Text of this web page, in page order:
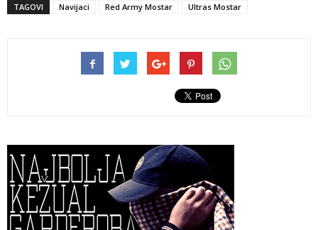
TAGOVI Navijaci Red Army Mostar Ultras Mostar